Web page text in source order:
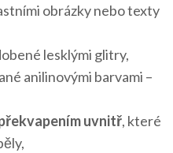
obrázky nebo texty
lesklými glitry,
anilinovými barvami –
uvnitř, které